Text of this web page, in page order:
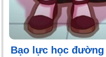
Bạo lực học đường